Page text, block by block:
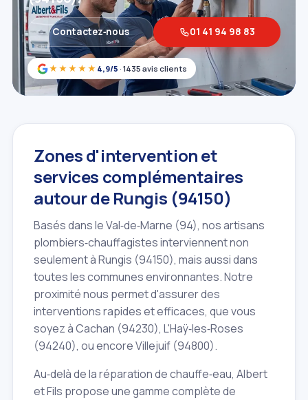
★★★★★ 4,9/5 · 1435 avis clients
Contactez‑nous 01 41 94 98 83
Zones d'intervention et
services complémentaires
autour de Rungis (94150)
Basés dans le Val‑de‑Marne (94), nos artisans
plombiers‑chauffagistes interviennent non
seulement à Rungis (94150), mais aussi dans
toutes les communes environnantes. Notre
proximité nous permet d'assurer des
interventions rapides et efficaces, que vous
soyez à Cachan (94230), L'Haÿ‑les‑Roses
(94240), ou encore Villejuif (94800).
Au‑delà de la réparation de chauffe‑eau, Albert
et Fils propose une gamme complète de